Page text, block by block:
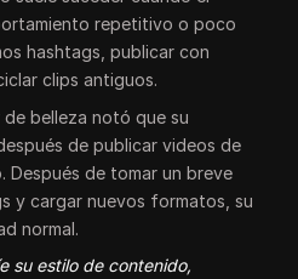
repetitivo o poco
hashtags, publicar con
clips antiguos.
belleza notó que su
de publicar videos de
Después de tomar un breve
y cargar nuevos formatos, su
normal.
su estilo de contenido,